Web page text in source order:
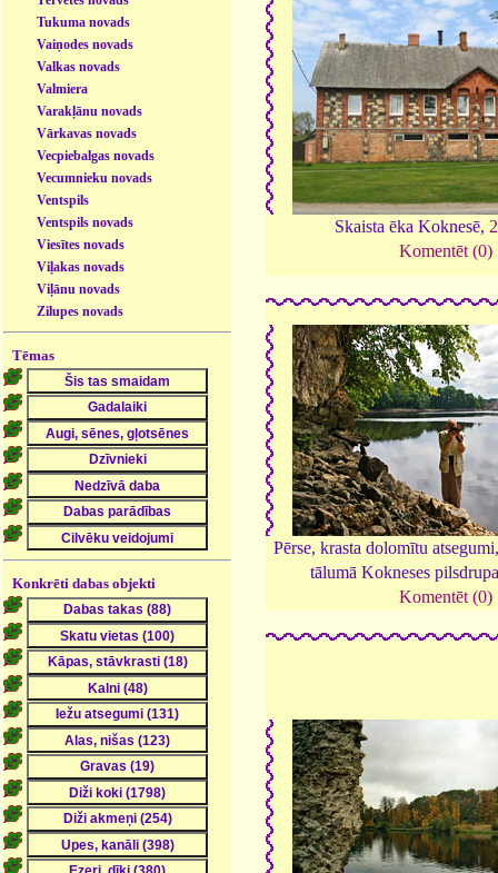
Tukuma novads
Vaiņodes novads
Valkas novads
Valmiera
Varakļānu novads
Vārkavas novads
Vecpiebalgas novads
Vecumnieku novads
Ventspils
Ventspils novads
Viesītes novads
Viļakas novads
Viļānu novads
Zilupes novads
Tēmas
Konkrēti dabas objekti
Skaista ēka Koknesē,
Komentēt (0)
Pērse, krasta dolomītu
tālumā Kokneses
Komentēt (0)